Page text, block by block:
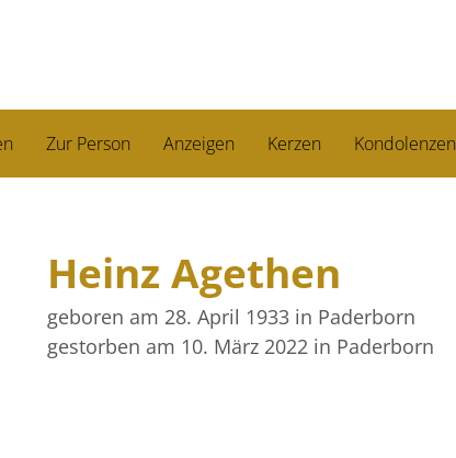
Zur Person Anzeigen Kerzen Kondolenzen
Heinz Agethen
geboren am 28. April 1933 in Paderborn
gestorben am 10. März 2022 in Paderborn